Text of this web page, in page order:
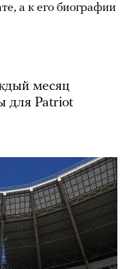
а к его биографии
месяц
для Patriot